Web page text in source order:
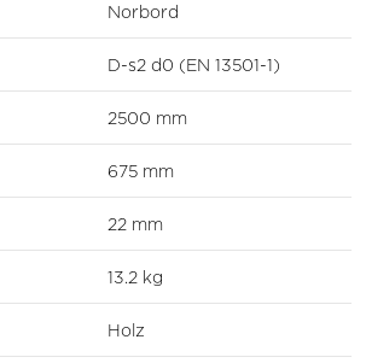
Norbord
D-s2 d0 (EN 13501-1)
2500 mm
675 mm
22 mm
13.2 kg
Holz